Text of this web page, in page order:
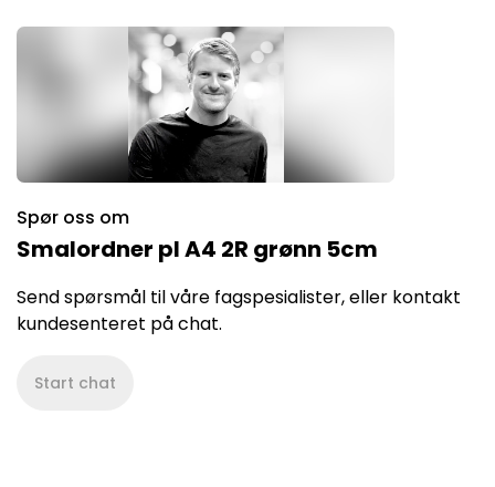
Spør oss om
Smalordner pl A4 2R grønn 5cm
Send spørsmål til våre fagspesialister, eller kontakt
kundesenteret på chat.
Start chat